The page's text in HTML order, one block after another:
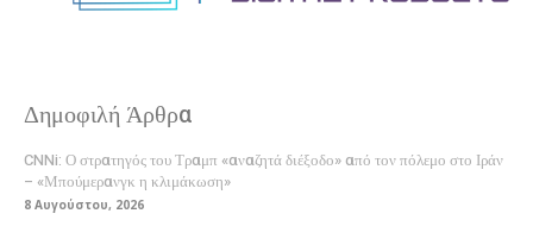
Δημοφιλή Άρθρα
CNNi: Ο στρατηγός του Τραμπ «αναζητά διέξοδο» από τον πόλεμο στο Ιράν
– «Μπούμερανγκ η κλιμάκωση»
8 Αυγούστου, 2026